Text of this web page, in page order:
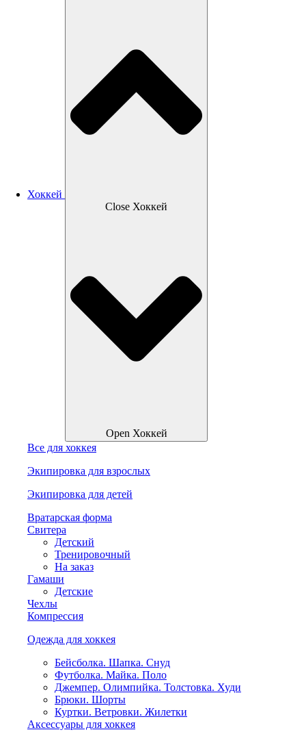
Хоккей
Close Хоккей
Open Хоккей
Все для хоккея
Экипировка для взрослых
Экипировка для детей
Вратарская форма
Свитера
Детский
Тренировочный
На заказ
Гамаши
Детские
Чехлы
Компрессия
Одежда для хоккея
Бейсболка. Шапка. Снуд
Футболка. Майка. Поло
Джемпер. Олимпийка. Толстовка. Худи
Брюки. Шорты
Куртки. Ветровки. Жилетки
Аксессуары для хоккея